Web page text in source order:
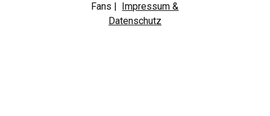
Fans |
Impressum &
Datenschutz